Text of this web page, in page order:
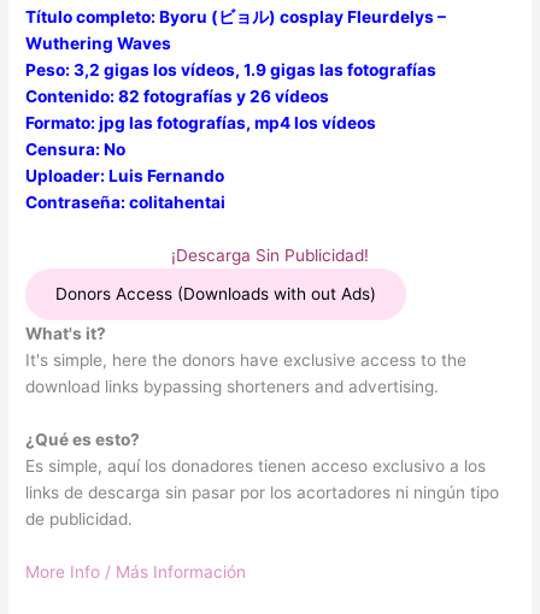
Título completo: Byoru (ビョル) cosplay Fleurdelys –
Wuthering Waves
Peso: 3,2 gigas los vídeos, 1.9 gigas las fotografías
Contenido: 82 fotografías y 26 vídeos
Formato: jpg las fotografías, mp4 los vídeos
Censura: No
Uploader: Luis Fernando
Contraseña: colitahentai
¡Descarga Sin Publicidad!
Donors Access (Downloads with out Ads)
What's it?
It's simple, here the donors have exclusive access to the
download links bypassing shorteners and advertising.
¿Qué es esto?
Es simple, aquí los donadores tienen acceso exclusivo a los
links de descarga sin pasar por los acortadores ni ningún tipo
de publicidad.
More Info / Más Información